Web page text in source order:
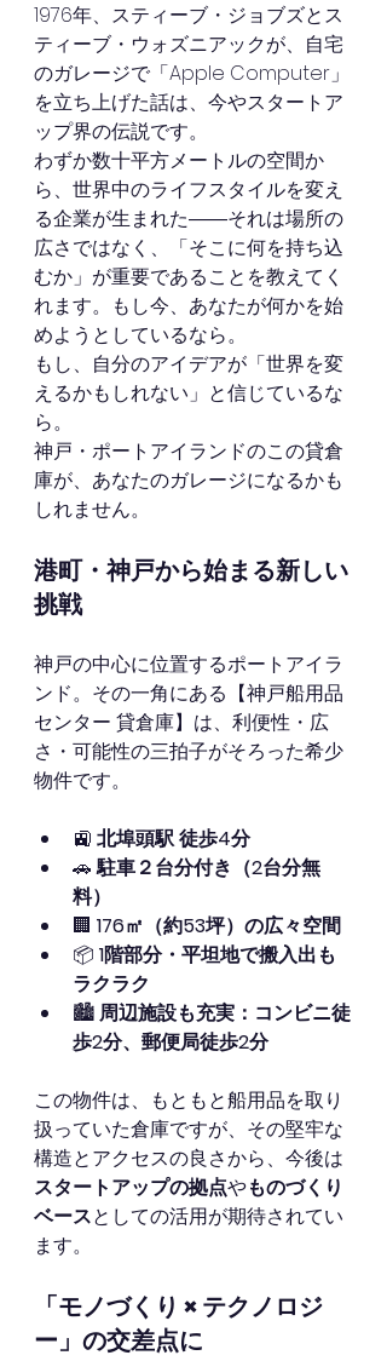
1976年、スティーブ・ジョブズとス
ティーブ・ウォズニアックが、自宅
のガレージで「Apple Computer」
を立ち上げた話は、今やスタートア
ップ界の伝説です。
わずか数十平方メートルの空間か
ら、世界中のライフスタイルを変え
る企業が生まれた――それは場所の
広さではなく、「そこに何を持ち込
むか」が重要であることを教えてく
れます。もし今、あなたが何かを始
めようとしているなら。
もし、自分のアイデアが「世界を変
えるかもしれない」と信じているな
ら。
神戸・ポートアイランドのこの貸倉
庫が、あなたのガレージになるかも
しれません。
港町・神戸から始まる新しい
挑戦
神戸の中心に位置するポートアイラ
ンド。その一角にある【神戸船用品
センター 貸倉庫】は、利便性・広
さ・可能性の三拍子がそろった希少
物件です。
🚉 北埠頭駅 徒歩4分
🚗 駐車２台分付き（2台分無
料）
🏢 176㎡（約53坪）の広々空間
📦 1階部分・平坦地で搬入出も
ラクラク
🏙 周辺施設も充実：コンビニ徒
歩2分、郵便局徒歩2分
この物件は、もともと船用品を取り
扱っていた倉庫ですが、その堅牢な
構造とアクセスの良さから、今後は
スタートアップの拠点やものづくり
ベースとしての活用が期待されてい
ます。
「モノづくり × テクノロジ
ー」の交差点に